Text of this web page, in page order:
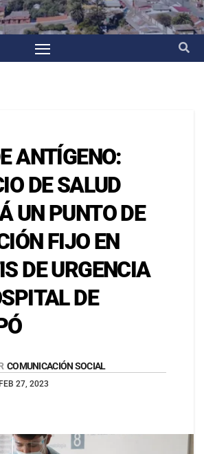
ANTÍGENO:
DE SALUD
UN PUNTO DE
FIJO EN
DE URGENCIA
DE
COMUNICACIÓN SOCIAL
FEB 27, 2023